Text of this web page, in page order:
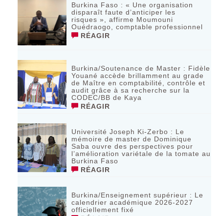
Burkina Faso : « Une organisation
disparaît faute d’anticiper les
risques », affirme Moumouni
Ouédraogo, comptable professionnel
RÉAGIR
Burkina/Soutenance de Master : Fidèle
Youané accède brillamment au grade
de Maître en comptabilité, contrôle et
audit grâce à sa recherche sur la
CODEC/BB de Kaya
RÉAGIR
Université Joseph Ki-Zerbo : Le
mémoire de master de Dominique
Saba ouvre des perspectives pour
l’amélioration variétale de la tomate au
Burkina Faso
RÉAGIR
Burkina/Enseignement supérieur : Le
calendrier académique 2026-2027
officiellement fixé